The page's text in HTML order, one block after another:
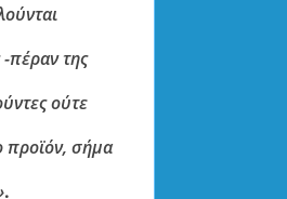
πέραν της
ούτε
προϊόν, σήμα
.